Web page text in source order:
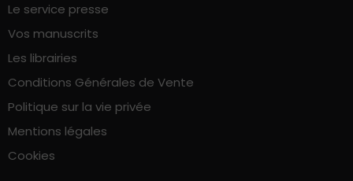
Le service presse
Vos manuscrits
Les librairies
Conditions Générales de Vente
Politique sur la vie privée
Mentions légales
Cookies